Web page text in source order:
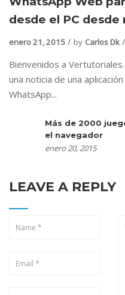
desde el PC
enero 21, 2015 by Carlos Dk
Bienvenidos a
una noticia de una
WhatsApp...
Más de 2000
el navegador
enero 20, 2015
LEAVE A REPLY